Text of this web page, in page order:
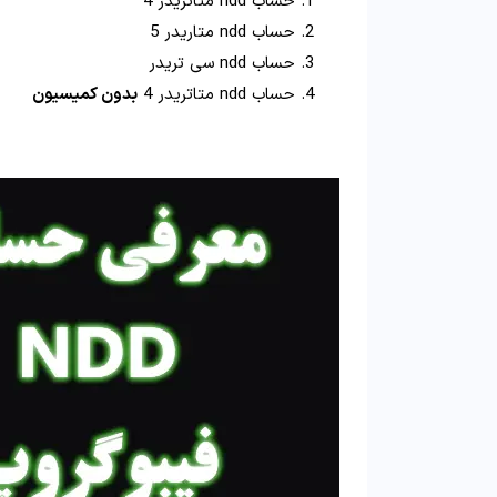
حساب ndd متاریدر 5
حساب ndd سی تریدر
حساب ndd متاتریدر 4
بدون کمیسیون